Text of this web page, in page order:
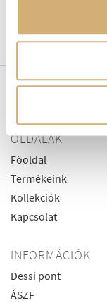
OLDALAK
Főoldal
Termékeink
Kollekciók
Kapcsolat
INFORMÁCIÓK
Dessi pont
ÁSZF